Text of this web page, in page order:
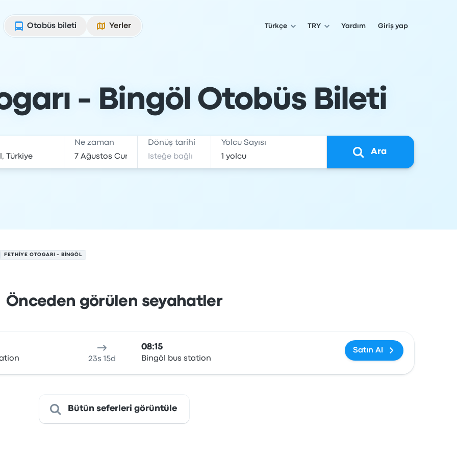
Otobüs bileti
Yerler Türkçe TRY Yardım Giriş yap
- Bingöl Otobüs Bileti
Ne zaman Dönüş tarihi Yolcu Sayısı
Ara
FETHIYE OTOGARI - BINGÖL
Önceden görülen seyahatler
23s 15d
08:15
Bingöl bus station
Satın Al
Bütün seferleri görüntüle